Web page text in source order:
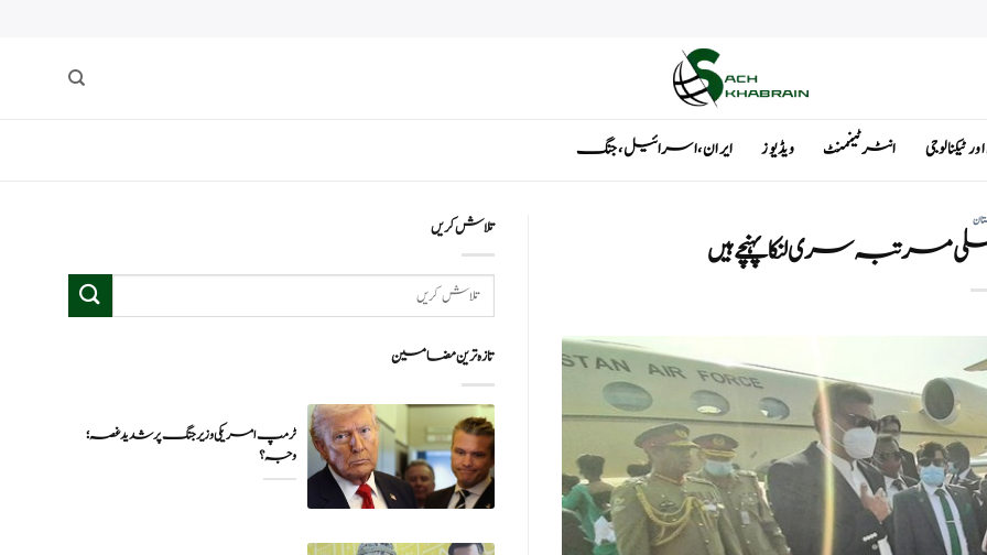
انٹرٹینمنٹ ویڈیوز ایران ، اسرائیل ، جنگ
مرتبہ سری لنکا پہنچے ہیں
تلاش کریں
تازہ ترین مضامین
ٹرمپ امریکی وزیر جنگ پر شدید غصہ؛
وجہ ؟